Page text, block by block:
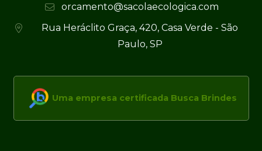
orcamento@sacolaecologica.com
Rua Heráclito Graça, 420, Casa Verde - São
Paulo, SP
Uma empresa certificada Busca Brindes